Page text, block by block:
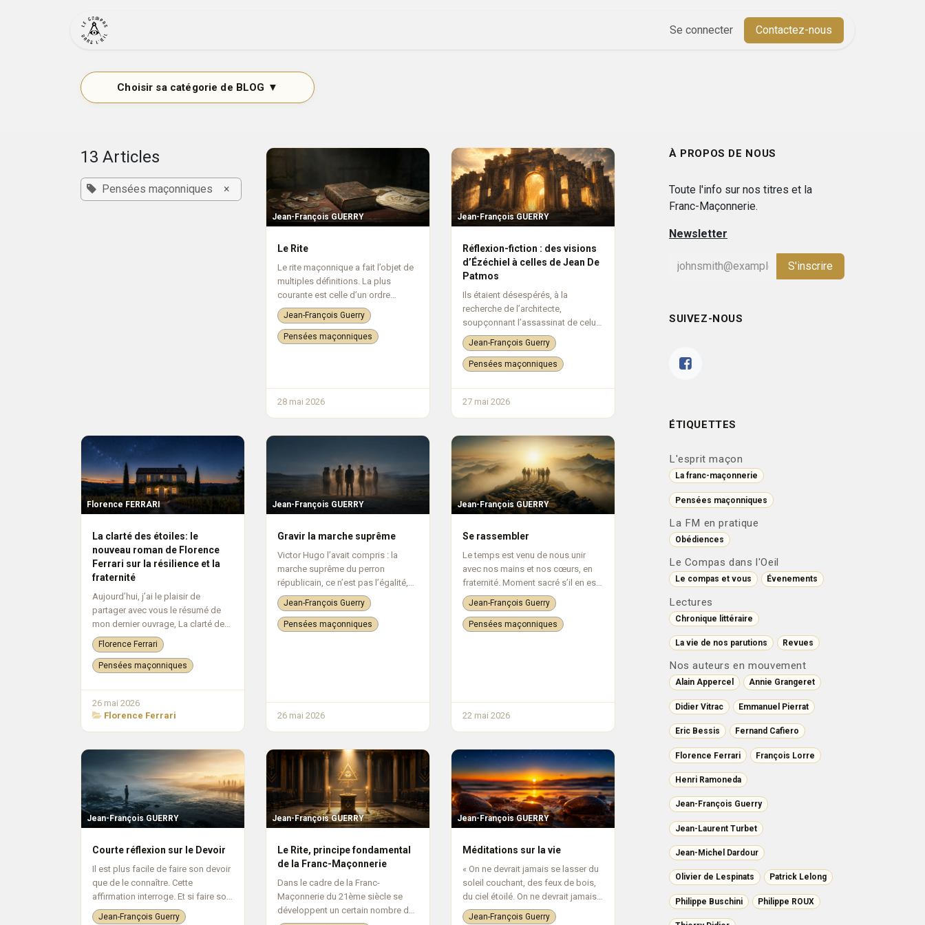
Cours
Se connecter Contactez-nous
13 Articles
Pensées maçonniques ×
Jean-François GUERRY
Le Rite
Le rite maçonnique a fait l’objet de
multiples définitions. La plus
courante est celle d’un ordre
prescrit de cérémonies qui se
pratiquent dans le cadre d’une
religion. Par extension, dans un
Jean-François Guerry
Pensées maçonniques
28 mai 2026
Jean-François GUERRY
Réflexion-fiction : des visions
d’Ézéchiel à celles de Jean De
Patmos
Ils étaient désespérés, à la
recherche de l’architecte,
soupçonnant l’assassinat de celui-
ci, ayant succombé sous les coups
de l’ambition, de l’ignorance et du
fanatisme qui obscurcissent la
Jean-François Guerry
Pensées maçonniques
27 mai 2026
Florence FERRARI
La clarté des étoiles: le
nouveau roman de Florence
Ferrari sur la résilience et la
fraternité
Aujourd’hui, j’ai le plaisir de
partager avec vous le résumé de
mon dernier ouvrage, La clarté des
étoiles , un roman profondément
humain, porté par l’espoir, la
résilience et la force de l’accueil.
Florence Ferrari
Pensées maçonniques
26 mai 2026
Florence Ferrari
Jean-François GUERRY
Gravir la marche suprême
Victor Hugo l’avait compris : la
marche suprême du perron
républicain, ce n’est pas l’égalité,
ce n’est pas la liberté, c’est la
fraternité. Cette grande oubliée,
tombée en désuétude, sans doute
Jean-François Guerry
Pensées maçonniques
26 mai 2026
Jean-François GUERRY
Se rassembler
Le temps est venu de nous unir
avec nos mains et nos cœurs, en
fraternité. Moment sacré s’il en est,
moment de communion dans
l’espace sacralisé. Notre main
droite, comme celle d’Aristote
Jean-François Guerry
Pensées maçonniques
22 mai 2026
Jean-François GUERRY
Courte réflexion sur le Devoir
Il est plus facile de faire son devoir
que de le connaître. Cette
affirmation interroge. Et si faire son
devoir avait un sens moral, en
Jean-François Guerry
Jean-François GUERRY
Le Rite, principe fondamental
de la Franc-Maçonnerie
​Dans le cadre de la Franc-
Maçonnerie du 21ème siècle se
développent un certain nombre de
Jean-François GUERRY
Méditations sur la vie
« On ne devrait jamais se lasser du
soleil couchant, des feux de bois,
du ciel étoilé. On ne devrait jamais
se lasser de contempler les vagues
Jean-François Guerry
À PROPOS DE NOUS
Toute l'info sur nos titres et la
Franc-Maçonnerie.
Newsletter
S'inscrire
SUIVEZ-NOUS
ÉTIQUETTES
L'esprit maçon
La franc-maçonnerie
Pensées maçonniques
La FM en pratique
Obédiences
Le Compas dans l'Oeil
Le compas et vous Évenements
Lectures
Chronique littéraire
La vie de nos parutions Revues
Nos auteurs en mouvement
Alain Appercel Annie Grangeret
Didier Vitrac Emmanuel Pierrat
Eric Bessis Fernand Cafiero
Florence Ferrari François Lorre
Henri Ramoneda
Jean-François Guerry
Jean-Laurent Turbet
Jean-Michel Dardour
Olivier de Lespinats Patrick Lelong
Philippe Buschini Philippe ROUX